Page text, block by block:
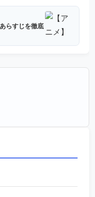
らすじを徹底